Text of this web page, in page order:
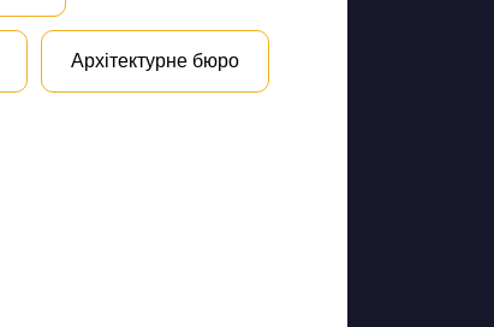
Архітектурне бюро